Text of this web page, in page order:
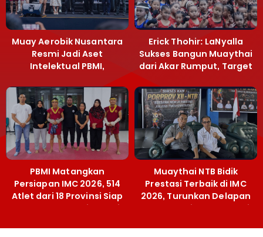
Muay Aerobik Nusantara
Resmi Jadi Aset
Intelektual PBMI,
Terobosan Bangun
Grassroots
Erick Thohir: LaNyalla
Sukses Bangun Muaythai
dari Akar Rumput, Target
PBMI Matangkan
Persiapan IMC 2026, 514
Atlet dari 18 Provinsi Siap
Berlaga Besok di Bekasi
Muaythai NTB Bidik
Prestasi Terbaik di IMC
2026, Turunkan Delapan
Atlet ke Kejurnas Bekasi